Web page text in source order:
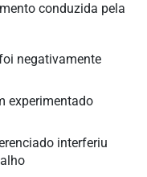
conduzida pela
negativamente
experimentado
interferiu